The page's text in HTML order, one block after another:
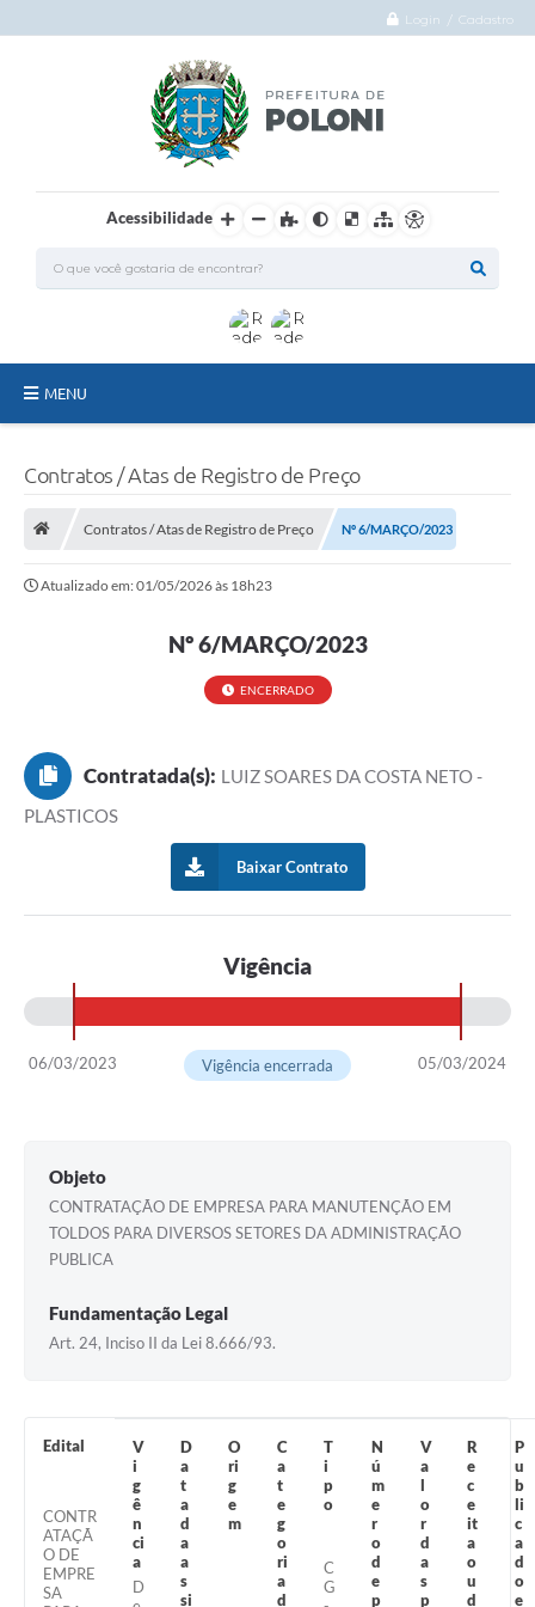
Login / Cadastro
Acessibilidade
MENU
Principal
Turismo
Notícias
Arquivos para Download
Ouvidoria
Contratos
Projetos
Contas Públicas
Editais
A Prefeitura
Enquete
Contratos / Atas de Registro de Preço
Contratos / Atas de Registro de Preço Nº 6/MARÇO/2023
Atualizado em: 01/05/2026 às 18h23
Nº 6/MARÇO/2023
ENCERRADO
Contratada(s): LUIZ SOARES DA COSTA NETO -
PLASTICOS
Baixar Contrato
Vigência
06/03/2023 05/03/2024
Vigência encerrada
Objeto
CONTRATAÇÃO DE EMPRESA PARA MANUTENÇÃO EM
TOLDOS PARA DIVERSOS SETORES DA ADMINISTRAÇÃO
PUBLICA
Fundamentação Legal
Art. 24, Inciso II da Lei 8.666/93.
Edital
CONTR
ATAÇÃ
O DE
EMPRE
SA
V
i
g
ê
n
ci
a
D
D
a
t
a
d
a
a
s
si
O
ri
g
e
m
C
a
t
e
g
o
ri
a
d
T
i
p
o
C
G
N
ú
m
e
r
o
d
e
p
V
a
l
o
r
d
a
s
p
R
e
c
e
it
a
o
u
d
P
u
b
li
c
a
d
o
e